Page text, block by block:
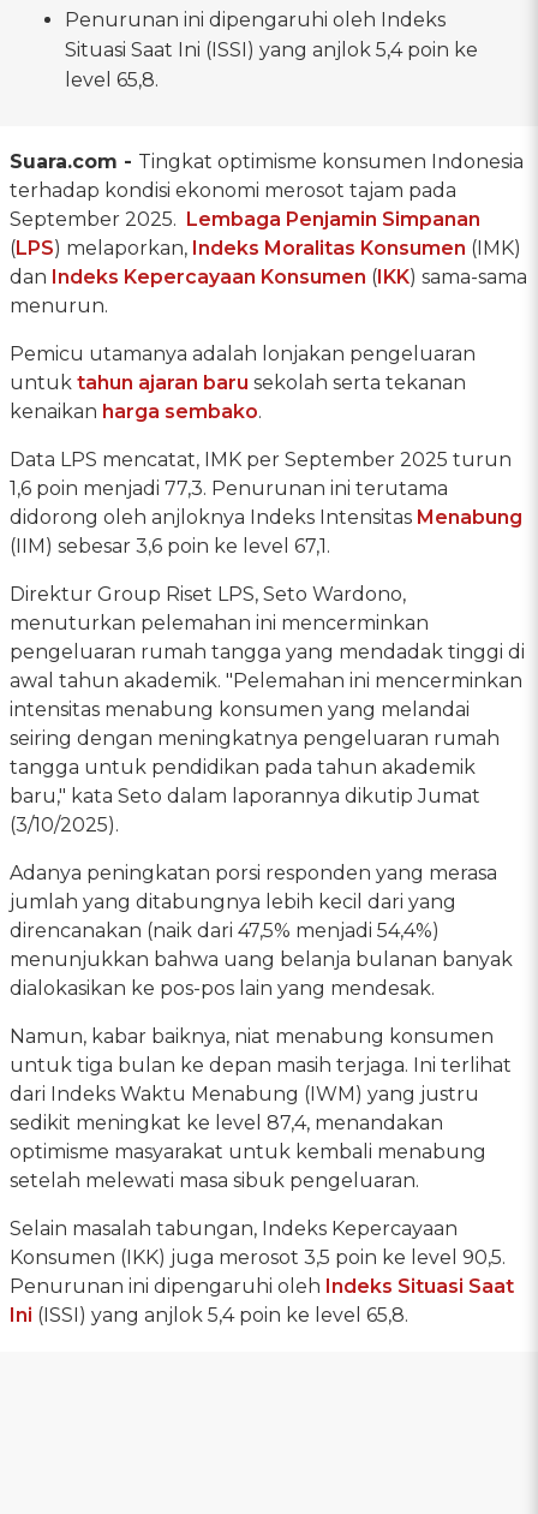
Penurunan ini dipengaruhi oleh Indeks
Situasi Saat Ini (ISSI) yang anjlok 5,4 poin ke
level 65,8.
Suara.com - Tingkat optimisme konsumen Indonesia
terhadap kondisi ekonomi merosot tajam pada
September 2025. Lembaga Penjamin Simpanan
(LPS) melaporkan, Indeks Moralitas Konsumen (IMK)
dan Indeks Kepercayaan Konsumen (IKK) sama-sama
menurun.
Pemicu utamanya adalah lonjakan pengeluaran
untuk tahun ajaran baru sekolah serta tekanan
kenaikan harga sembako.
Data LPS mencatat, IMK per September 2025 turun
1,6 poin menjadi 77,3. Penurunan ini terutama
didorong oleh anjloknya Indeks Intensitas Menabung
(IIM) sebesar 3,6 poin ke level 67,1.
Direktur Group Riset LPS, Seto Wardono,
menuturkan pelemahan ini mencerminkan
pengeluaran rumah tangga yang mendadak tinggi di
awal tahun akademik. "Pelemahan ini mencerminkan
intensitas menabung konsumen yang melandai
seiring dengan meningkatnya pengeluaran rumah
tangga untuk pendidikan pada tahun akademik
baru," kata Seto dalam laporannya dikutip Jumat
(3/10/2025).
Adanya peningkatan porsi responden yang merasa
jumlah yang ditabungnya lebih kecil dari yang
direncanakan (naik dari 47,5% menjadi 54,4%)
menunjukkan bahwa uang belanja bulanan banyak
dialokasikan ke pos-pos lain yang mendesak.
Namun, kabar baiknya, niat menabung konsumen
untuk tiga bulan ke depan masih terjaga. Ini terlihat
dari Indeks Waktu Menabung (IWM) yang justru
sedikit meningkat ke level 87,4, menandakan
optimisme masyarakat untuk kembali menabung
setelah melewati masa sibuk pengeluaran.
Selain masalah tabungan, Indeks Kepercayaan
Konsumen (IKK) juga merosot 3,5 poin ke level 90,5.
Penurunan ini dipengaruhi oleh Indeks Situasi Saat
Ini (ISSI) yang anjlok 5,4 poin ke level 65,8.